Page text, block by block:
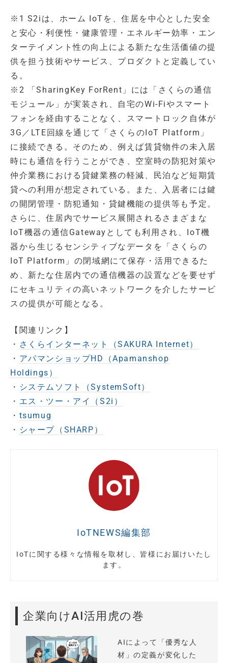
※1 S2iは、ホーム IoTを、住居を中心とした安全
と安心・利便性・健康管理・エネルギー効率・エン
ターテイメント性の向上による新たな生活価値の提
供を担う技術やサービス、プロダクトと定義してい
る。
※2 「SharingKey ForRent」には「さくらの通信
モジュール」が実装され、自宅のWi-Fiやスマート
フォンを経由することなく、スマートロック自体が
3G／LTE回線を通じて「さくらのIoT Platform」
に接続できる。そのため、例えば賃貸物件の未入居
時にも通信を行うことができ、空室時の防犯対策や
仲介業務における貸鍵業務の軽減、民泊など短期賃
貸への利用が想定されている。また、入居者には鍵
の開閉管理・防犯通知・貸鍵機能の提供等も予定。
さらに、住居内でサービス展開されるさまざまな
IoT機器の通信Gatewayとしても利用され、IoT機
器から生じるセンシティブなデータを「さくらの
IoT Platform」の閉域網にて保存・活用できるた
め、新たな住居内での通信機器の設置などを要せず
にセキュリティの高いネットワークを介したサービ
スの提供が可能となる。
【関連リンク】
・ さくらインターネット（SAKURA Internet）
・ アパマンショップHD（Apamanshop
Holdings）
・ システムソフト（SystemSoft）
・ エス・ツー・アイ（S2i）
・ tsumug
・ シャープ（SHARP）
IoTNEWS編集部
IoTに関する様々な情報を取材し、皆様にお届けいたし
ます。
企業向けAI活用虎の巻
AIによって「優秀な人
材」の定義が変化した